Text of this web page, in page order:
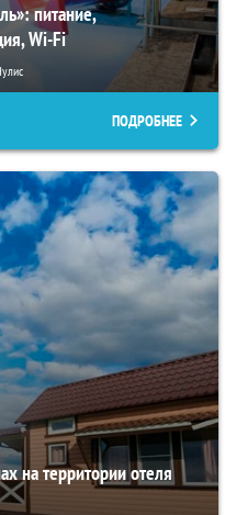
питание,
Wi-Fi
ПОДРОБНЕЕ
на территории отеля